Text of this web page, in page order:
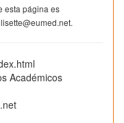
esta página es
Académicos